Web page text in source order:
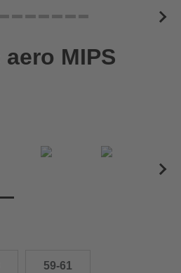
MIPS
59-61